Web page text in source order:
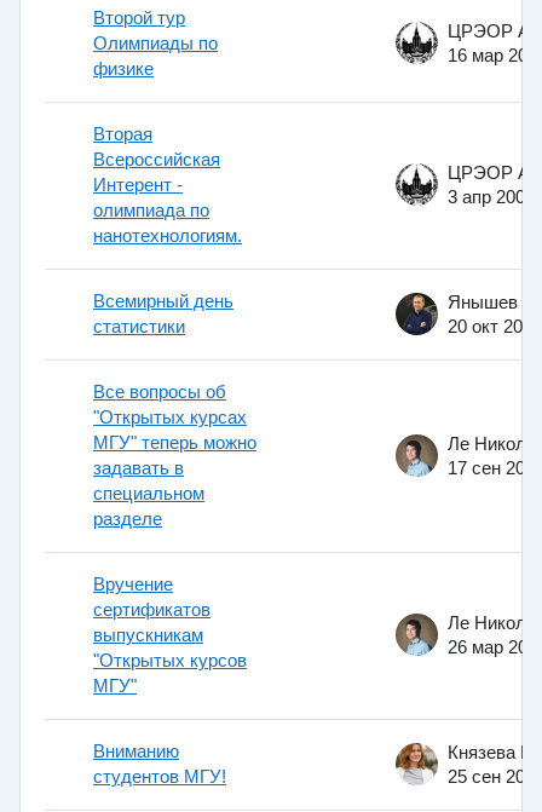
Второй тур
Олимпиады по
физике
16 мар
Вторая
Всероссийская
Интерент -
олимпиада по
нанотехнологиям.
3 апр 2008
Всемирный день
статистики
20 окт 2011
Все вопросы об
"Открытых курсах
МГУ" теперь можно
задавать в
специальном
разделе
17 сен
Вручение
сертификатов
выпускникам
"Открытых курсов
МГУ"
26 мар
Вниманию
студентов МГУ!
25 сен